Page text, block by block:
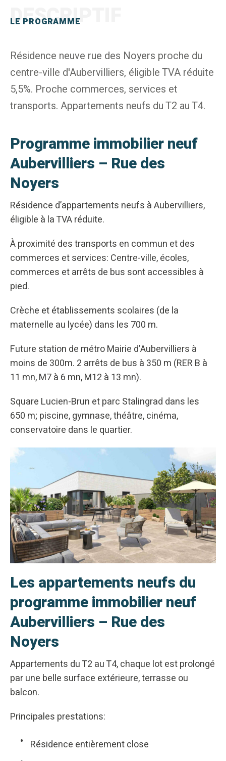
LE PROGRAMME
DESCRIPTIF
Résidence neuve rue des Noyers proche du
centre-ville d'Aubervilliers, éligible TVA réduite
5,5%. Proche commerces, services et
transports. Appartements neufs du T2 au T4.
Programme immobilier neuf
Aubervilliers – Rue des
Noyers
Résidence d’appartements neufs à Aubervilliers,
éligible à la TVA réduite.
À proximité des transports en commun et des
commerces et services: Centre-ville, écoles,
commerces et arrêts de bus sont accessibles à
pied.
Crèche et établissements scolaires (de la
maternelle au lycée) dans les 700 m.
Future station de métro Mairie d’Aubervilliers à
moins de 300m. 2 arrêts de bus à 350 m (RER B à
11 mn, M7 à 6 mn, M12 à 13 mn).
Square Lucien-Brun et parc Stalingrad dans les
650 m; piscine, gymnase, théâtre, cinéma,
conservatoire dans le quartier.
Les appartements neufs du
programme immobilier neuf
Aubervilliers – Rue des
Noyers
Appartements du T2 au T4, chaque lot est prolongé
par une belle surface extérieure, terrasse ou
balcon.
Principales prestations:
Résidence entièrement close